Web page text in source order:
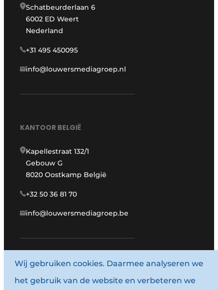
Schatbeurderlaan 6
6002 ED Weert
Nederland
+31 495 450095
info@louwersmediagroep.nl
KANTOOR BELGIË
Kapellestraat 132/1
Gebouw G
8020 Oostkamp België
+32 50 36 81 70
info@louwersmediagroep.be
www.louwersmediagroep.com
© 1987 - 2026 Louwersmediagroep.
Wij gebruiken cookies. Daarmee analyseren we
het gebruik van de website en verbeteren we